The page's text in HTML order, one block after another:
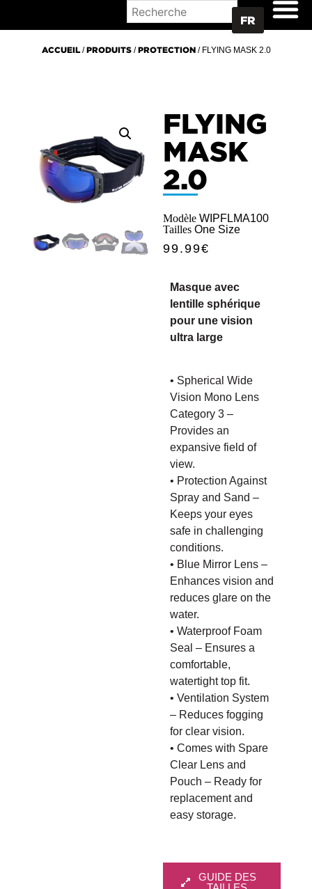
FR
ACCUEIL/PRODUITS/PROTECTION/ FLYING MASK 2.0
FLYING
MASK
2.0
Modèle WIPFLMA100
Tailles One Size
99.99€
Masque avec
lentille sphérique
pour une vision
ultra large
• Spherical Wide
Vision Mono Lens
Category 3 –
Provides an
expansive field of
view.
• Protection Against
Spray and Sand –
Keeps your eyes
safe in challenging
conditions.
• Blue Mirror Lens –
Enhances vision and
reduces glare on the
water.
• Waterproof Foam
Seal – Ensures a
comfortable,
watertight top fit.
• Ventilation System
– Reduces fogging
for clear vision.
• Comes with Spare
Clear Lens and
Pouch – Ready for
replacement and
easy storage.
GUIDE DES